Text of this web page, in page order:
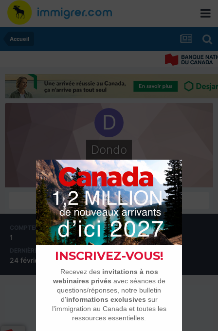
Accueil
Dondo
Nouveaux
COMPTEUR DE CONTENUS
1
INSCRIPTION
29 août 2019
DERNIÈRE VISITE
24 février 2020
RÉPUTATION SUR LA COMMUNAUTÉ
0
Neutre